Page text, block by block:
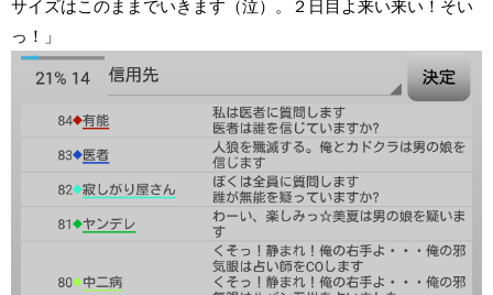
サイズはこのままでいきます（泣）。２日目よ来い来い！そい
っ！」